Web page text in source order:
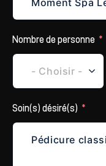
Nombre de personne
Soin(s) désiré(s)